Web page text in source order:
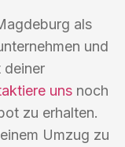
als
und
deiner
uns noch
zu erhalten.
Umzug zu